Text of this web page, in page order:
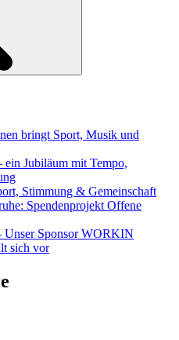
bringt Sport, Musik und
ein Jubiläum mit Tempo,
Stimmung & Gemeinschaft
Spendenprojekt Offene
Unser Sponsor WORKIN
sich vor